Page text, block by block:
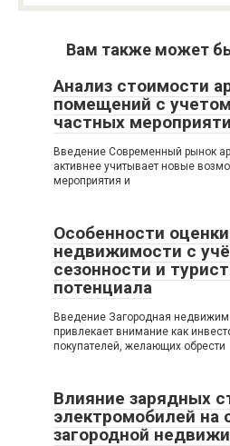
Вам также может
Анализ стоимости
помещений с
частных
Введение Современный рынок
активнее учитывает новые
мероприятия и
Особенности
недвижимости с
сезонности и
потенциала
Введение Загородная
привлекает внимание как
покупателей, желающих обрести
Влияние зарядных
электромобилей на
загородной